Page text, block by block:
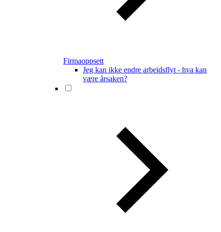
Firmaoppsett
Jeg kan ikke endre arbeidsflyt - hva kan
være årsaken?